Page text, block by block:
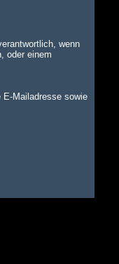
wenn
oder einem
E-Mailadresse sowie